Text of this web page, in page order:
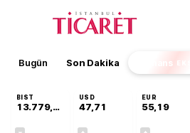
Bugün Son Dakika Finans
BIST
13.779,39
USD
47,71
EUR
55,19